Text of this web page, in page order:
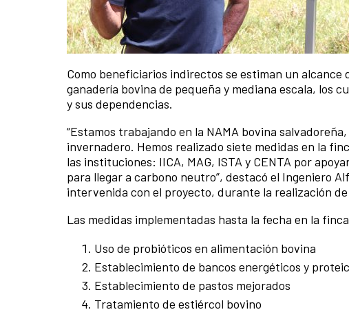
Como beneficiarios indirectos se estiman un
ganadería bovina de pequeña y mediana escala, los
y sus dependencias.
“Estamos trabajando en la NAMA bovina
invernadero. Hemos realizado siete medidas en la
las instituciones: IICA, MAG, ISTA y CENTA por
para llegar a carbono neutro”, destacó el Ingeniero
intervenida con el proyecto, durante la realización
Las medidas implementadas hasta la fecha en la
Uso de probióticos en alimentación bovina
Establecimiento de bancos energéticos y
Establecimiento de pastos mejorados
Tratamiento de estiércol bovino